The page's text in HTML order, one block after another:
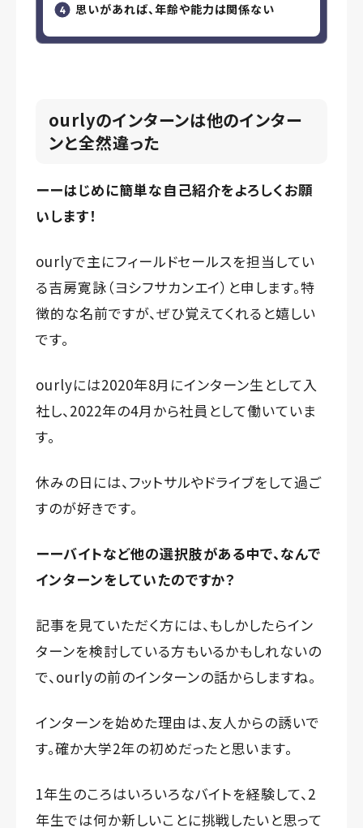
思いがあれば、年齢や能力は関係ない
ourlyのインターンは他のインター
ンと全然違った
ーーはじめに簡単な自己紹介をよろしくお願
いします！
ourlyで主にフィールドセールスを担当してい
る吉房寛詠（ヨシフサカンエイ）と申します。特
徴的な名前ですが、ぜひ覚えてくれると嬉しい
です。
ourlyには2020年8月にインターン生として入
社し、2022年の4月から社員として働いていま
す。
休みの日には、フットサルやドライブをして過ご
すのが好きです。
ーーバイトなど他の選択肢がある中で、なんで
インターンをしていたのですか？
記事を見ていただく方には、もしかしたらイン
ターンを検討している方もいるかもしれないの
で、ourlyの前のインターンの話からしますね。
インターンを始めた理由は、友人からの誘いで
す。確か大学2年の初めだったと思います。
1年生のころはいろいろなバイトを経験して、2
年生では何か新しいことに挑戦したいと思って